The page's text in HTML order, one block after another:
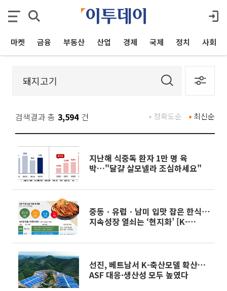
마켓 금융 부동산 산업 경제 국제 정치 사회
검색결과 총 3,594 건 최신순
정확도순
지난해 식중독 환자 1만 명 육
박…"달걀 살모넬라 조심하세요"
중동ㆍ유럽ㆍ남미 입맛 잡은 한식⋯
지속성장 열쇠는 ‘현지화’ [K-
선진, 베트남서 K-축산모델 확산…
ASF 대응·생산성 모두 높였다